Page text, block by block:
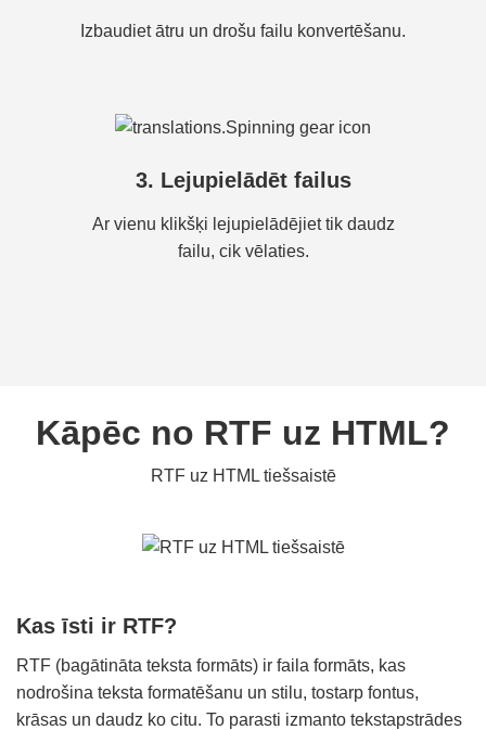
Izbaudiet ātru un drošu failu konvertēšanu.
3. Lejupielādēt failus
Ar vienu klikšķi lejupielādējiet tik daudz
failu, cik vēlaties.
Kāpēc no RTF uz HTML?
RTF uz HTML tiešsaistē
Kas īsti ir RTF?
RTF (bagātināta teksta formāts) ir faila formāts, kas
nodrošina teksta formatēšanu un stilu, tostarp fontus,
krāsas un daudz ko citu. To parasti izmanto tekstapstrādes